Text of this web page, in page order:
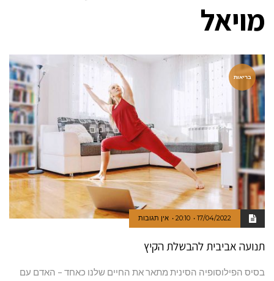
מויאל
בריאות
17/04/2022
20:10 אין תגובות
תנועה אביבית להבשלת הקיץ
בסיס הפילוסופיה הסינית מתאר את החיים שלנו כאחד – האדם עם